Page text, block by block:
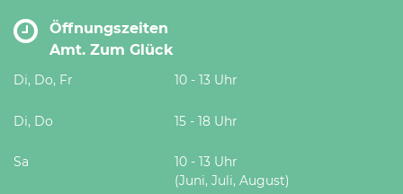
Öffnungszeiten
Amt. Zum Glück
Di, Do, Fr 10 - 13 Uhr
Di, Do 15 - 18 Uhr
Sa
10 - 13 Uhr
(Juni, Juli, August)